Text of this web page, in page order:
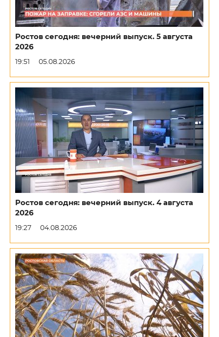
Ростов сегодня: вечерний выпуск. 5 августа
2026
19:51 05.08.2026
Ростов сегодня: вечерний выпуск. 4 августа
2026
19:27 04.08.2026